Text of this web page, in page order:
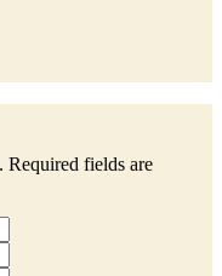
Required fields are